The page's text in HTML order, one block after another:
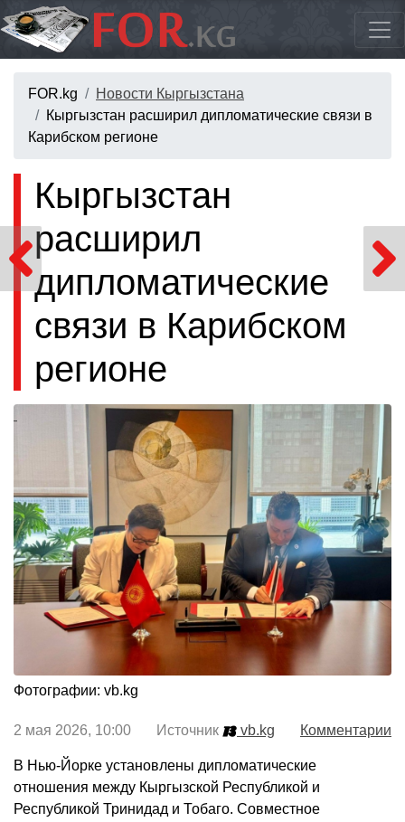
FOR.kg
Новости Кыргызстана
Кыргызстан расширил дипломатические связи в
Карибском регионе
Кыргызстан
расширил
дипломатические
связи в Карибском
регионе
Фотографии: vb.kg
2 мая 2026, 10:00 Источник vb.kg Комментарии
В Нью-Йорке установлены дипломатические
отношения между Кыргызской Республикой и
Республикой Тринидад и Тобаго. Совместное